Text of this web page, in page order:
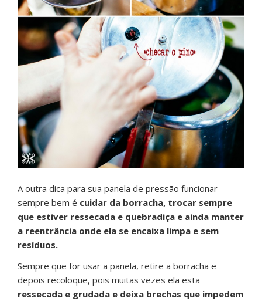
A outra dica para sua panela de pressão funcionar
sempre bem é cuidar da borracha, trocar sempre
que estiver ressecada e quebradiça e ainda manter
a reentrância onde ela se encaixa limpa e sem
resíduos.
Sempre que for usar a panela, retire a borracha e
depois recoloque, pois muitas vezes ela esta
ressecada e grudada e deixa brechas que impedem